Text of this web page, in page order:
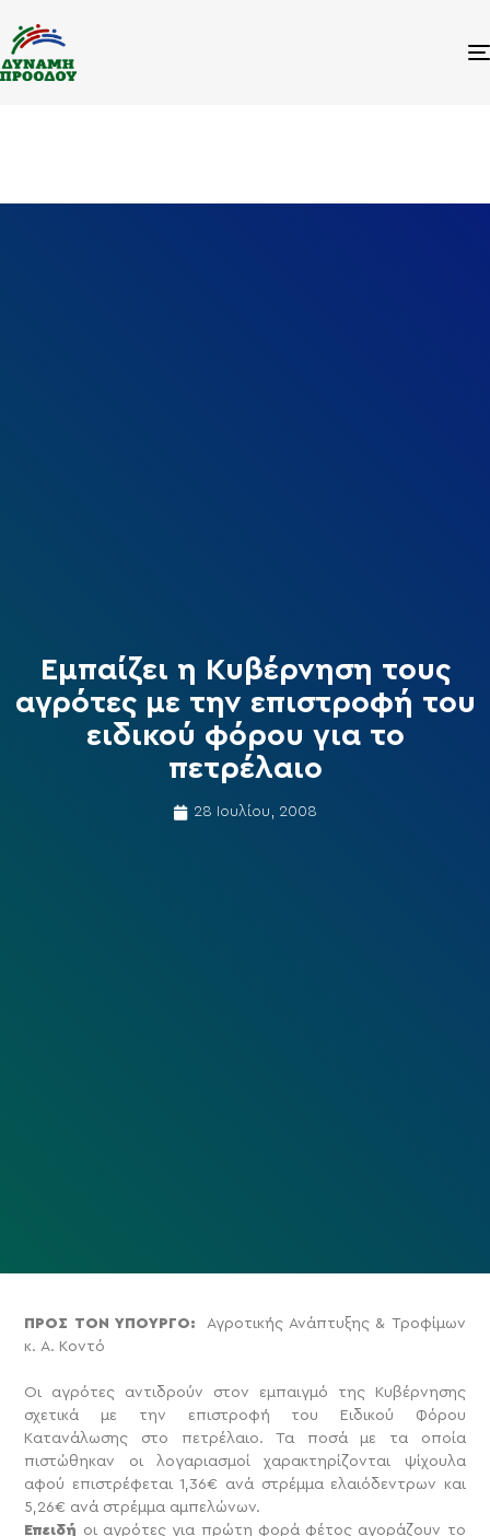
Εμπαίζει η Κυβέρνηση τους
αγρότες με την επιστροφή του
ειδικού φόρου για το
πετρέλαιο
28 Ιουλίου, 2008
ΠΡΟΣ ΤΟΝ ΥΠΟΥΡΓΟ:
Αγροτικής Ανάπτυξης & Τροφίμων
κ. Α. Κοντό
Οι αγρότες αντιδρούν στον εμπαιγμό της Κυβέρνησης
σχετικά με την επιστροφή του Ειδικού Φόρου
Κατανάλωσης στο πετρέλαιο. Τα ποσά με τα οποία
πιστώθηκαν οι λογαριασμοί χαρακτηρίζονται ψίχουλα
αφού επιστρέφεται 1,36€ ανά στρέμμα ελαιόδεντρων και
5,26€ ανά στρέμμα αμπελώνων.
Επειδή οι αγρότες για πρώτη φορά φέτος αγοράζουν το